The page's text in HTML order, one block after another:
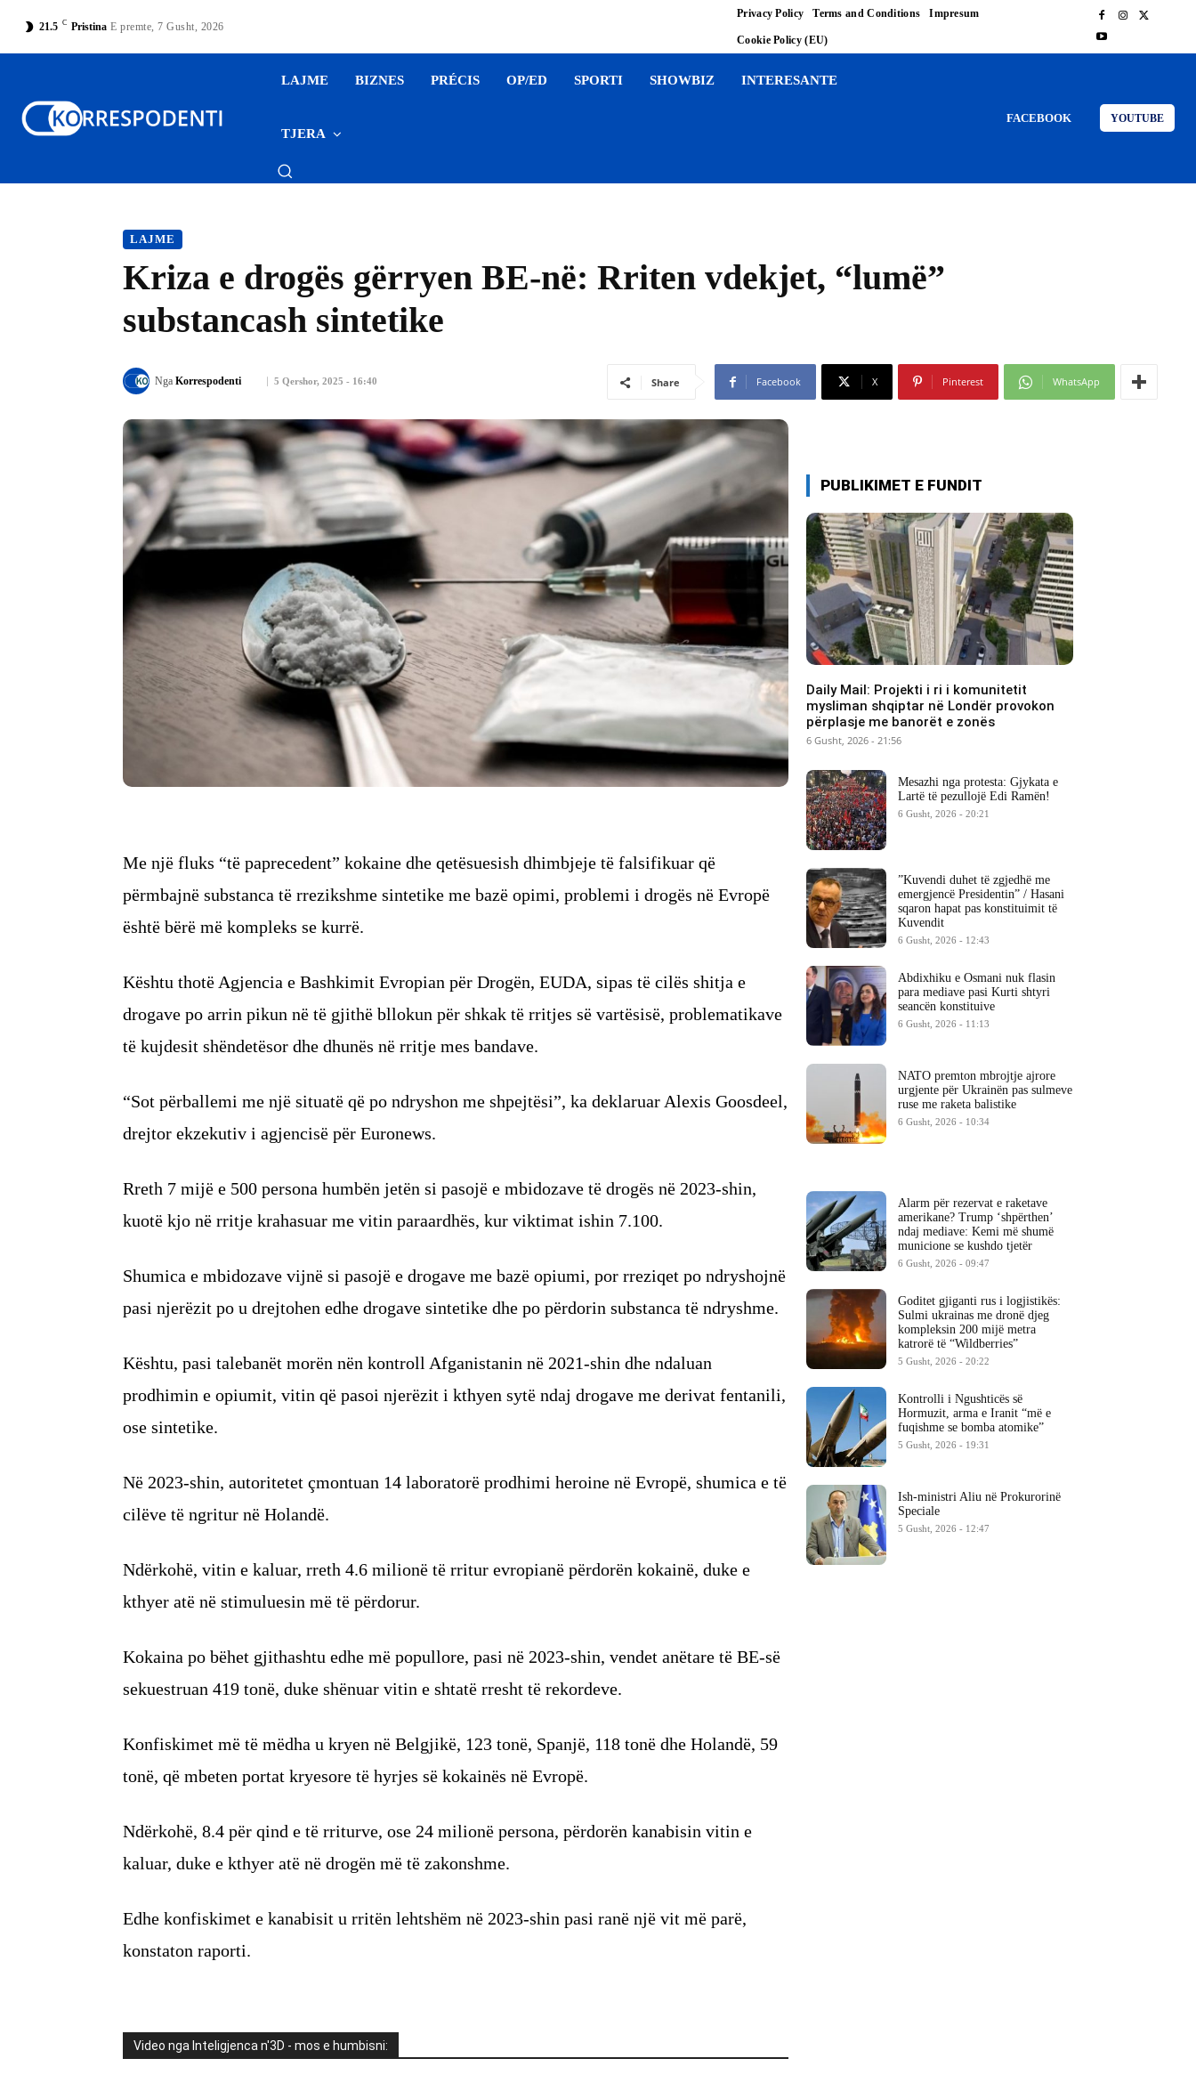
21.5 C Pristina E premte, 7 Gusht, 2026
Privacy Policy Terms and Conditions Impresum
Cookie Policy (EU)
LAJME BIZNES PRÉCIS OP/ED SPORTI SHOWBIZ INTERESANTE
TJERA
FACEBOOK YOUTUBE
LAJME
Kriza e drogës gërryen BE-në: Rriten vdekjet, “lumë”
substancash sintetike
5 Qershor, 2025 - 16:40
Nga Korrespodenti Share Facebook X Pinterest WhatsApp
Me një fluks “të paprecedent” kokaine dhe qetësuesish dhimbjeje të falsifikuar që
përmbajnë substanca të rrezikshme sintetike me bazë opimi, problemi i drogës në Evropë
është bërë më kompleks se kurrë.
Kështu thotë Agjencia e Bashkimit Evropian për Drogën, EUDA, sipas të cilës shitja e
drogave po arrin pikun në të gjithë bllokun për shkak të rritjes së vartësisë, problematikave
të kujdesit shëndetësor dhe dhunës në rritje mes bandave.
“Sot përballemi me një situatë që po ndryshon me shpejtësi”, ka deklaruar Alexis Goosdeel,
drejtor ekzekutiv i agjencisë për Euronews.
Rreth 7 mijë e 500 persona humbën jetën si pasojë e mbidozave të drogës në 2023-shin,
kuotë kjo në rritje krahasuar me vitin paraardhës, kur viktimat ishin 7.100.
Shumica e mbidozave vijnë si pasojë e drogave me bazë opiumi, por rreziqet po ndryshojnë
pasi njerëzit po u drejtohen edhe drogave sintetike dhe po përdorin substanca të ndryshme.
Kështu, pasi talebanët morën nën kontroll Afganistanin në 2021-shin dhe ndaluan
prodhimin e opiumit, vitin që pasoi njerëzit i kthyen sytë ndaj drogave me derivat fentanili,
ose sintetike.
Në 2023-shin, autoritetet çmontuan 14 laboratorë prodhimi heroine në Evropë, shumica e të
cilëve të ngritur në Holandë.
Ndërkohë, vitin e kaluar, rreth 4.6 milionë të rritur evropianë përdorën kokainë, duke e
kthyer atë në stimuluesin më të përdorur.
Kokaina po bëhet gjithashtu edhe më popullore, pasi në 2023-shin, vendet anëtare të BE-së
sekuestruan 419 tonë, duke shënuar vitin e shtatë rresht të rekordeve.
Konfiskimet më të mëdha u kryen në Belgjikë, 123 tonë, Spanjë, 118 tonë dhe Holandë, 59
tonë, që mbeten portat kryesore të hyrjes së kokainës në Evropë.
Ndërkohë, 8.4 për qind e të rriturve, ose 24 milionë persona, përdorën kanabisin vitin e
kaluar, duke e kthyer atë në drogën më të zakonshme.
Edhe konfiskimet e kanabisit u rritën lehtshëm në 2023-shin pasi ranë një vit më parë,
konstaton raporti.
Video nga Inteligjenca n'3D - mos e humbisni:
PUBLIKIMET E FUNDIT
Daily Mail: Projekti i ri i komunitetit
mysliman shqiptar në Londër provokon
përplasje me banorët e zonës
6 Gusht, 2026 - 21:56
Mesazhi nga protesta: Gjykata e
Lartë të pezullojë Edi Ramën!
6 Gusht, 2026 - 20:21
​”Kuvendi duhet të zgjedhë me
emergjencë Presidentin” / Hasani
sqaron hapat pas konstituimit të
Kuvendit
6 Gusht, 2026 - 12:43
Abdixhiku e Osmani nuk flasin
para mediave pasi Kurti shtyri
seancën konstituive
6 Gusht, 2026 - 11:13
NATO premton mbrojtje ajrore
urgjente për Ukrainën pas sulmeve
ruse me raketa balistike
6 Gusht, 2026 - 10:34
Alarm për rezervat e raketave
amerikane? Trump ‘shpërthen’
ndaj mediave: Kemi më shumë
municione se kushdo tjetër
6 Gusht, 2026 - 09:47
Goditet gjiganti rus i logjistikës:
Sulmi ukrainas me dronë djeg
kompleksin 200 mijë metra
katrorë të “Wildberries”
5 Gusht, 2026 - 20:22
Kontrolli i Ngushticës së
Hormuzit, arma e Iranit “më e
fuqishme se bomba atomike”
5 Gusht, 2026 - 19:31
Ish-ministri ​Aliu në Prokurorinë
Speciale
5 Gusht, 2026 - 12:47